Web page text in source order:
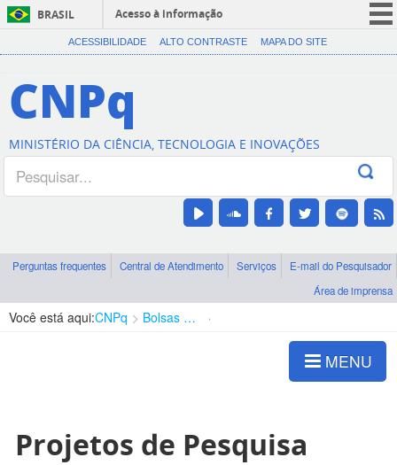
BRASIL
Acesso à informação
CORONAVÍRUS (COVID-19)
Canais
ACESSIBILIDADE ALTO CONTRASTE MAPA DO SITE
CNPq
MINISTÉRIO DA CIÊNCIA, TECNOLOGIA E INOVAÇÕES
Perguntas frequentes Central de Atendimento Serviços
E-mail do Pesquisador
Área de imprensa
Você está aqui:CNPq Bolsas e Auxílios Vigentes
MENU
Projetos de Pesquisa